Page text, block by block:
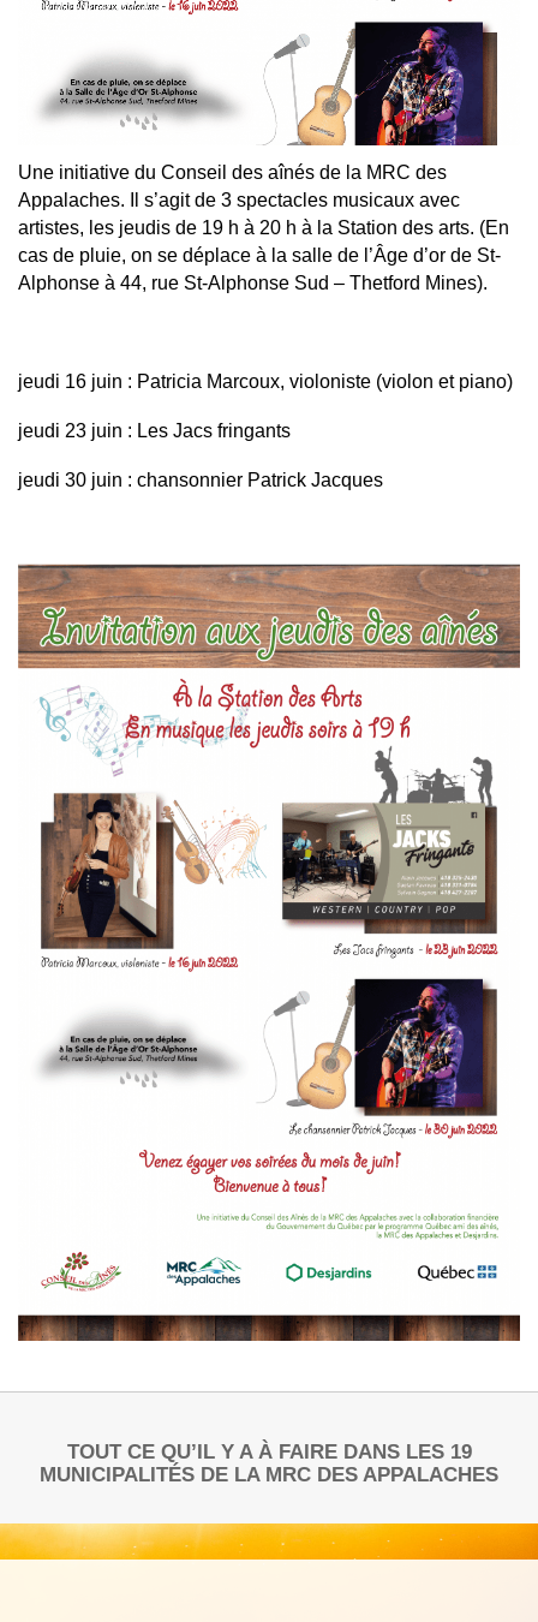
Une initiative du Conseil des aînés de la MRC des
Appalaches. Il s’agit de 3 spectacles musicaux avec
artistes, les jeudis de 19 h à 20 h à la Station des arts. (En
cas de pluie, on se déplace à la salle de l’Âge d’or de St-
Alphonse à 44, rue St-Alphonse Sud – Thetford Mines).
jeudi 16 juin : Patricia Marcoux, violoniste (violon et piano)
jeudi 23 juin : Les Jacs fringants
jeudi 30 juin : chansonnier Patrick Jacques
TOUT CE QU’IL Y A À FAIRE DANS LES 19
MUNICIPALITÉS DE LA MRC DES APPALACHES